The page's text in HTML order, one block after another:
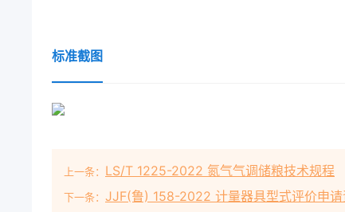
标准截图
上一条： LS/T 1225-2022 氮气气调储粮技术规程
下一条： JJF(鲁) 158-2022 计量器具型式评价申请